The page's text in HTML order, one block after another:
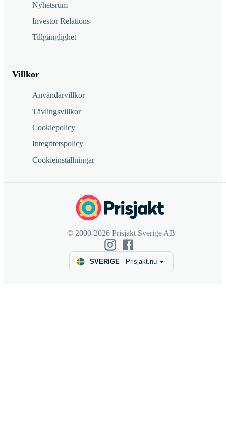
Nyhetsrum
Investor Relations
Tillgänglighet
Villkor
Användarvillkor
Tävlingsvillkor
Cookiepolicy
Integritetspolicy
Cookieinställningar
© 2000-2026 Prisjakt Sverige AB
SVERIGE- Prisjakt.nu